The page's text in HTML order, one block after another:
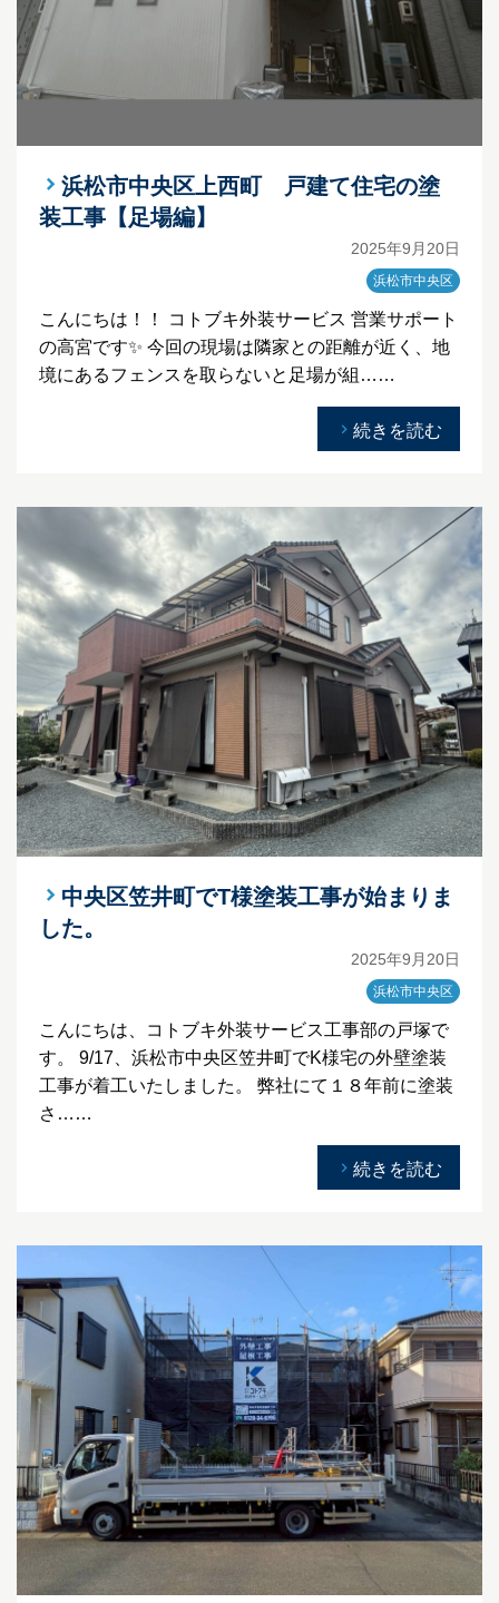
浜松市中央区上西町 戸建て住宅の塗
装工事【足場編】
2025年9月20日
浜松市中央区
こんにちは！！ コトブキ外装サービス 営業サポート
の高宮です✨ 今回の現場は隣家との距離が近く、地
境にあるフェンスを取らないと足場が組……
続きを読む
中央区笠井町でT様塗装工事が始まりま
した。
2025年9月20日
浜松市中央区
こんにちは、コトブキ外装サービス工事部の戸塚で
す。 9/17、浜松市中央区笠井町でK様宅の外壁塗装
工事が着工いたしました。 弊社にて１８年前に塗装
さ……
続きを読む